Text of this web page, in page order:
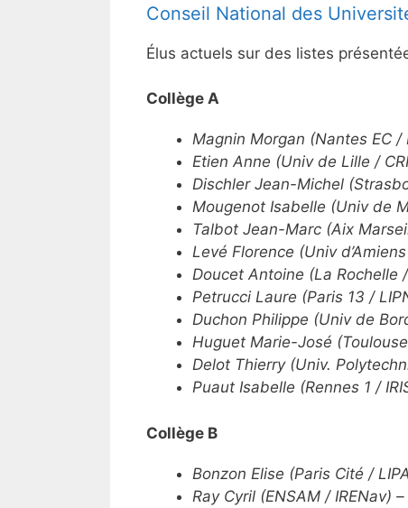
Conseil National des
Élus actuels sur des listes
Collège A
Magnin Morgan (Nantes EC /
Etien Anne (Univde Lille /
DischlerJean-Michel
Mougenot Isabelle (Univde
Talbot Jean-Marc (Aix
Levé Florence (Univ
Doucet Antoine (La Rochelle
Petrucci Laure (Paris 13 /
Duchon Philippe (Univde
Huguet Marie-José
Delot Thierry (Univ.
Puaut Isabelle (Rennes 1 /
Collège B
Bonzon Elise (Paris Cité /
Ray Cyril (ENSAM / IRENav)